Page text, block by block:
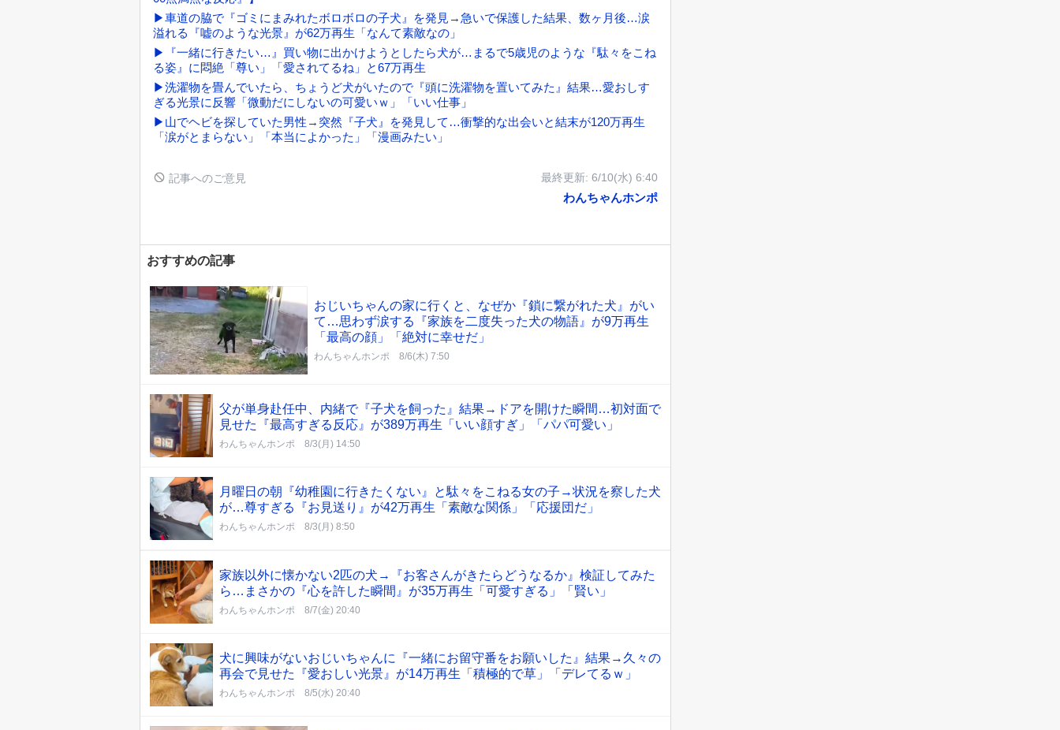
▶車道の脇で『ゴミにまみれたボロボロの子犬』を発見→急いで保護した結果、数ヶ月後…涙
溢れる『嘘のような光景』が62万再生「なんて素敵なの」
▶『一緒に行きたい…』買い物に出かけようとしたら犬が…まるで5歳児のような『駄々をこね
る姿』に悶絶「尊い」「愛されてるね」と67万再生
▶洗濯物を畳んでいたら、ちょうど犬がいたので『頭に洗濯物を置いてみた』結果…愛おしす
ぎる光景に反響「微動だにしないの可愛いｗ」「いい仕事」
▶山でヘビを探していた男性→突然『子犬』を発見して…衝撃的な出会いと結末が120万再生
「涙がとまらない」「本当によかった」「漫画みたい」
記事へのご意見 最終更新: 6/10(水) 6:40
わんちゃんホンポ
おすすめの記事
おじいちゃんの家に行くと、なぜか『鎖に繋がれた犬』がい
て…思わず涙する『家族を二度失った犬の物語』が9万再生
「最高の顔」「絶対に幸せだ」
わんちゃんホンポ 8/6(木) 7:50
父が単身赴任中、内緒で『子犬を飼った』結果→ドアを開けた瞬間…初対面で
見せた『最高すぎる反応』が389万再生「いい顔すぎ」「パパ可愛い」
わんちゃんホンポ 8/3(月) 14:50
月曜日の朝『幼稚園に行きたくない』と駄々をこねる女の子→状況を察した犬
が…尊すぎる『お見送り』が42万再生「素敵な関係」「応援団だ」
わんちゃんホンポ 8/3(月) 8:50
家族以外に懐かない2匹の犬→『お客さんがきたらどうなるか』検証してみた
ら…まさかの『心を許した瞬間』が35万再生「可愛すぎる」「賢い」
わんちゃんホンポ 8/7(金) 20:40
犬に興味がないおじいちゃんに『一緒にお留守番をお願いした』結果→久々の
再会で見せた『愛おしい光景』が14万再生「積極的で草」「デレてるｗ」
わんちゃんホンポ 8/5(水) 20:40